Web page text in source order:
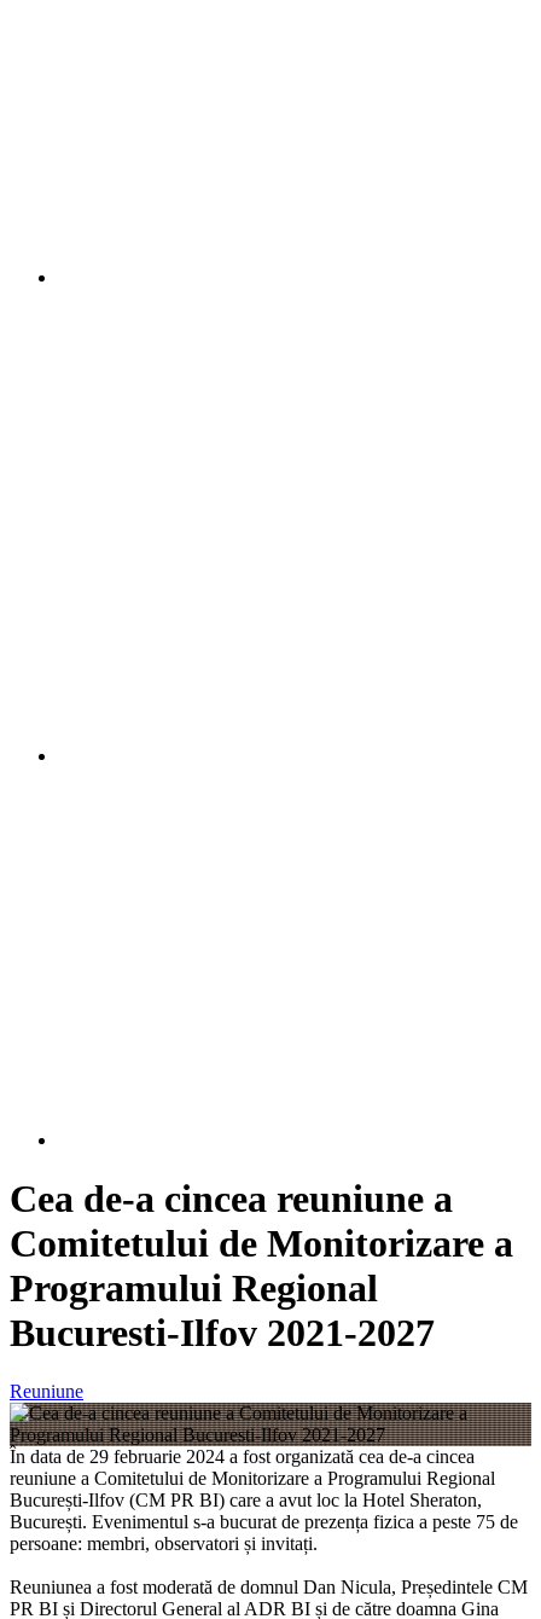
Cea de-a cincea reuniune a
Comitetului de Monitorizare a
Programului Regional
Bucuresti-Ilfov 2021-2027
Reuniune
În data de 29 februarie 2024 a fost organizată cea de-a cincea
reuniune a Comitetului de Monitorizare a Programului Regional
București-Ilfov (CM PR BI) care a avut loc la Hotel Sheraton,
București. Evenimentul s-a bucurat de prezența fizica a peste 75 de
persoane: membri, observatori și invitați.
Reuniunea a fost moderată de domnul Dan Nicula, Președintele CM
PR BI și Directorul General al ADR BI și de către doamna Gina